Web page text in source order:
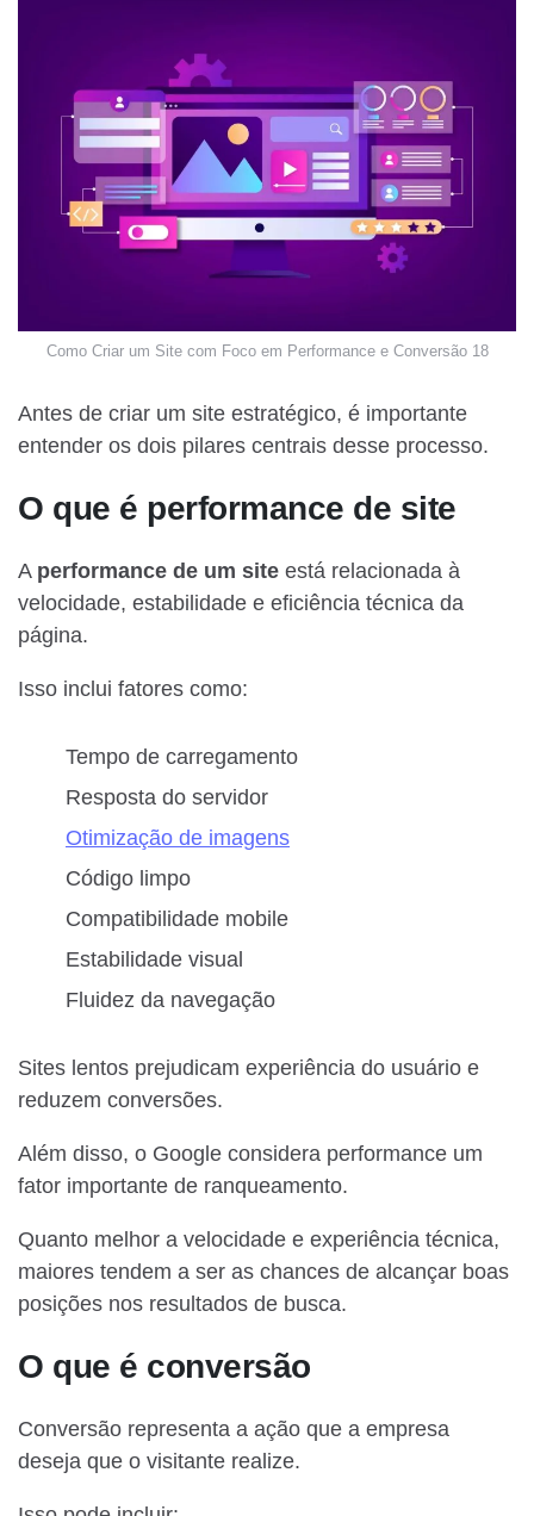
Como Criar um Site com Foco em Performance e Conversão 18
Antes de criar um site estratégico, é importante
entender os dois pilares centrais desse processo.
O que é performance de site
A performance de um site está relacionada à
velocidade, estabilidade e eficiência técnica da
página.
Isso inclui fatores como:
Tempo de carregamento
Resposta do servidor
Otimização de imagens
Código limpo
Compatibilidade mobile
Estabilidade visual
Fluidez da navegação
Sites lentos prejudicam experiência do usuário e
reduzem conversões.
Além disso, o Google considera performance um
fator importante de ranqueamento.
Quanto melhor a velocidade e experiência técnica,
maiores tendem a ser as chances de alcançar boas
posições nos resultados de busca.
O que é conversão
Conversão representa a ação que a empresa
deseja que o visitante realize.